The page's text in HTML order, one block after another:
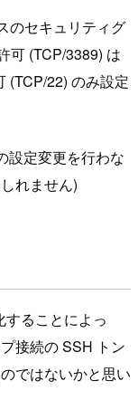
のセキュリティグ
可 (TCP/3389) は
(TCP/22) のみ設定
設定変更を行わな
れません)
ることによっ
接続の SSH トン
ではないかと思い